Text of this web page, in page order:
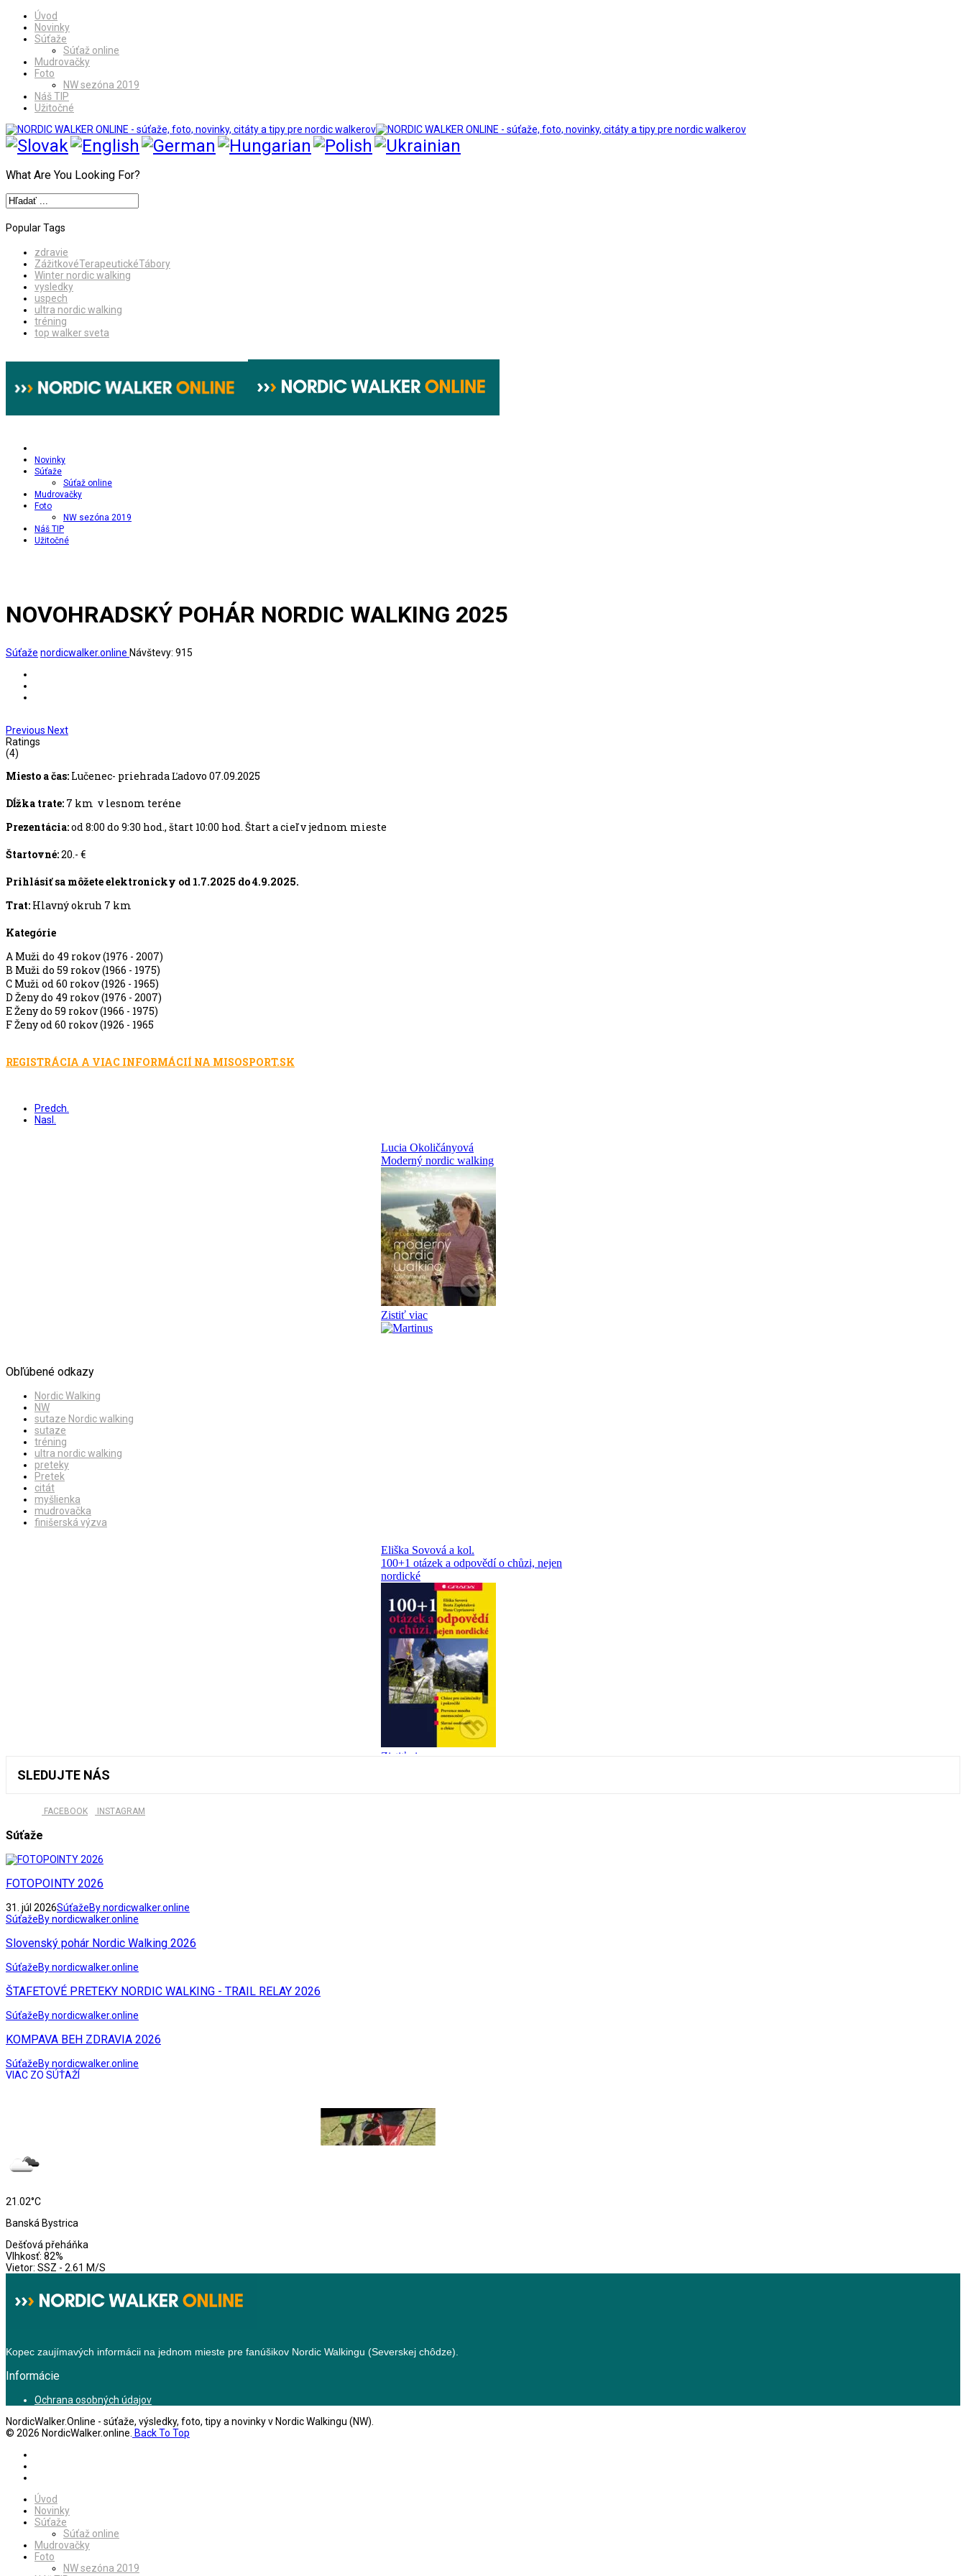
Úvod
Novinky
Súťaže
Súťaž online
Mudrovačky
Foto
NW sezóna 2019
Náš TIP
Užitočné
What Are You Looking For?
Popular Tags
zdravie
ZážitkovéTerapeutickéTábory
Winter nordic walking
vysledky
uspech
ultra nordic walking
tréning
top walker sveta
Novinky
Súťaže
Súťaž online
Mudrovačky
Foto
NW sezóna 2019
Náš TIP
Užitočné
NOVOHRADSKÝ POHÁR NORDIC WALKING 2025
Súťaže nordicwalker.online Návštevy: 915
Previous Next
Ratings
(4)
Miesto a čas: Lučenec- priehrada Ľadovo 07.09.2025
Dĺžka trate: 7 km v lesnom teréne
Prezentácia:od 8:00 do 9:30 hod., štart 10:00 hod. Štart a cieľ v jednom mieste
Štartovné:20.- €
Prihlásiť sa môžete elektronicky od 1.7.2025 do 4.9.2025.
Trat: Hlavný okruh 7 km
Kategórie
A Muži do 49 rokov (1976 - 2007)
B Muži do 59 rokov (1966 - 1975)
C Muži od 60 rokov (1926 - 1965)
D Ženy do 49 rokov (1976 - 2007)
E Ženy do 59 rokov (1966 - 1975)
F Ženy od 60 rokov (1926 - 1965
REGISTRÁCIA A VIAC INFORMÁCIÍ NA MISOSPORT.SK
Predch.
Nasl.
Obľúbené odkazy
Nordic Walking
NW
sutaze Nordic walking
sutaze
tréning
ultra nordic walking
preteky
Pretek
citát
myšlienka
mudrovačka
finišerská výzva
SLEDUJTE NÁS
FACEBOOK INSTAGRAM
Súťaže
FOTOPOINTY 2026
31. júl 2026SúťažeBy nordicwalker.online
SúťažeBy nordicwalker.online
Slovenský pohár Nordic Walking 2026
SúťažeBy nordicwalker.online
ŠTAFETOVÉ PRETEKY NORDIC WALKING - TRAIL RELAY 2026
SúťažeBy nordicwalker.online
KOMPAVA BEH ZDRAVIA 2026
SúťažeBy nordicwalker.online
VIAC ZO SÚŤAŽÍ
21.02°C
Banská Bystrica
Dešťová přeháňka
Vlhkosť: 82%
Vietor: SSZ - 2.61 M/S
Kopec zaujímavých informácii na jednom mieste pre fanúšikov Nordic Walkingu (Severskej chôdze).
Informácie
Ochrana osobných údajov
NordicWalker.Online - súťaže, výsledky, foto, tipy a novinky v Nordic Walkingu (NW).
© 2026 NordicWalker.online. Back To Top
Úvod
Novinky
Súťaže
Súťaž online
Mudrovačky
Foto
NW sezóna 2019